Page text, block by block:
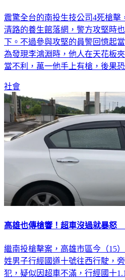
震驚全台的南投生技公司4死槍擊
清路的養生館落網，警方攻堅時
下。不過參與攻堅的員警回憶起
為發現李鴻淵時，他人在天花板
當不利，萬一他手上有槍，後果
社會
高雄也傳槍響！超車沒過就暴怒
繼南投槍擊案，高雄市區今（15
姓男子行經國道十號往西行駛，
犯，疑似因超車不滿，行經國十